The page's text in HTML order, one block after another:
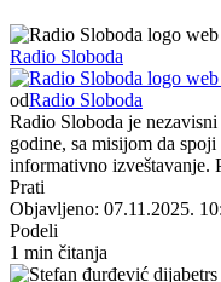
Radio Sloboda
odRadio Sloboda
Radio Sloboda je
godine, sa misijom da
informativno izveštavanje.
Prati
Objavljeno: 07.11.2025.
Podeli
1 min čitanja